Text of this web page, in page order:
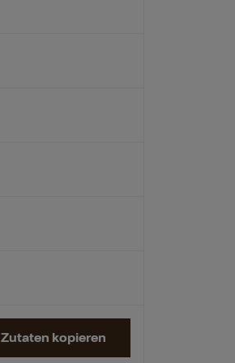
Zutaten kopieren